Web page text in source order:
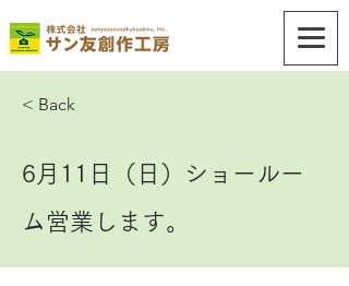
< Back
6月11日（日）ショールー
ム営業します。